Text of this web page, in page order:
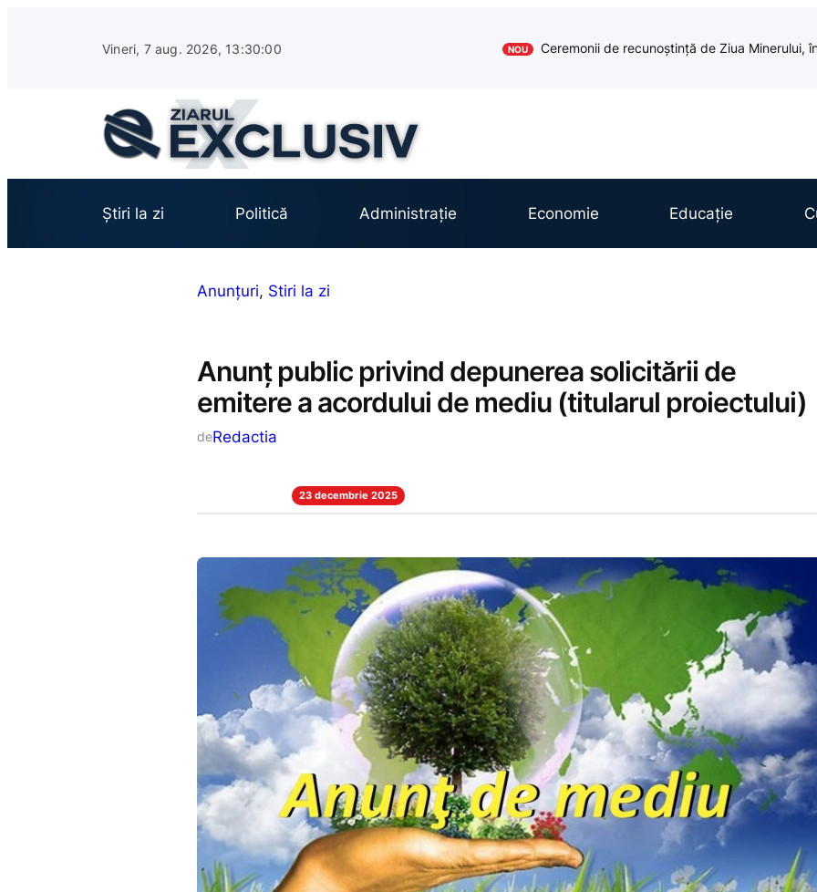
Vineri, 7 aug. 2026, 13:30:02 NOU Ceremonii de recunoștință de Ziua Minerului,
Știri la zi Politică Administrație Economie Educație
Anunțuri, Stiri la zi
Anunţ public privind depunerea solicitării de
emitere a acordului de mediu (titularul proiectului)
deRedactia
23 decembrie 2025